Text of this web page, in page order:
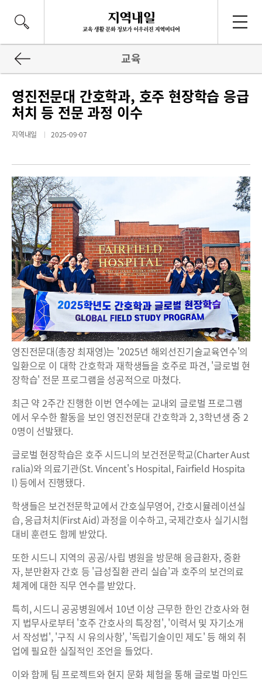
교육
영진전문대 간호학과, 호주 현장학습 응급
처치 등 전문 과정 이수
지역내일 2025-09-07
영진전문대(총장 최재영)는 '2025년 해외선진기술교육연수'의
일환으로 이 대학 간호학과 재학생들을 호주로 파견, '글로벌 현
장학습' 전문 프로그램을 성공적으로 마쳤다.
최근 약 2주간 진행한 이번 연수에는 교내외 글로벌 프로그램
에서 우수한 활동을 보인 영진전문대 간호학과 2, 3학년생 중 2
0명이 선발됐다.
글로벌 현장학습은 호주 시드니의 보건전문학교(Charter Aust
ralia)와 의료기관(St. Vincent's Hospital, Fairfield Hospita
l) 등에서 진행됐다.
학생들은 보건전문학교에서 간호실무영어, 간호시뮬레이션실
습, 응급처치(First Aid) 과정을 이수하고, 국제간호사 실기시험
대비 훈련도 함께 받았다.
또한 시드니 지역의 공공/사립 병원을 방문해 응급환자, 중환
자, 분만환자 간호 등 '급성질환 관리 실습'과 호주의 보건의료
체계에 대한 직무 연수를 받았다.
특히, 시드니 공공병원에서 10년 이상 근무한 한인 간호사와 현
지 법무사로부터 '호주 간호사의 특장점', '이력서 및 자기소개
서 작성법', '구직 시 유의사항', '독립기술이민 제도' 등 해외 취
업에 필요한 실질적인 조언을 들었다.
이와 함께 팀 프로젝트와 현지 문화 체험을 통해 글로벌 마인드